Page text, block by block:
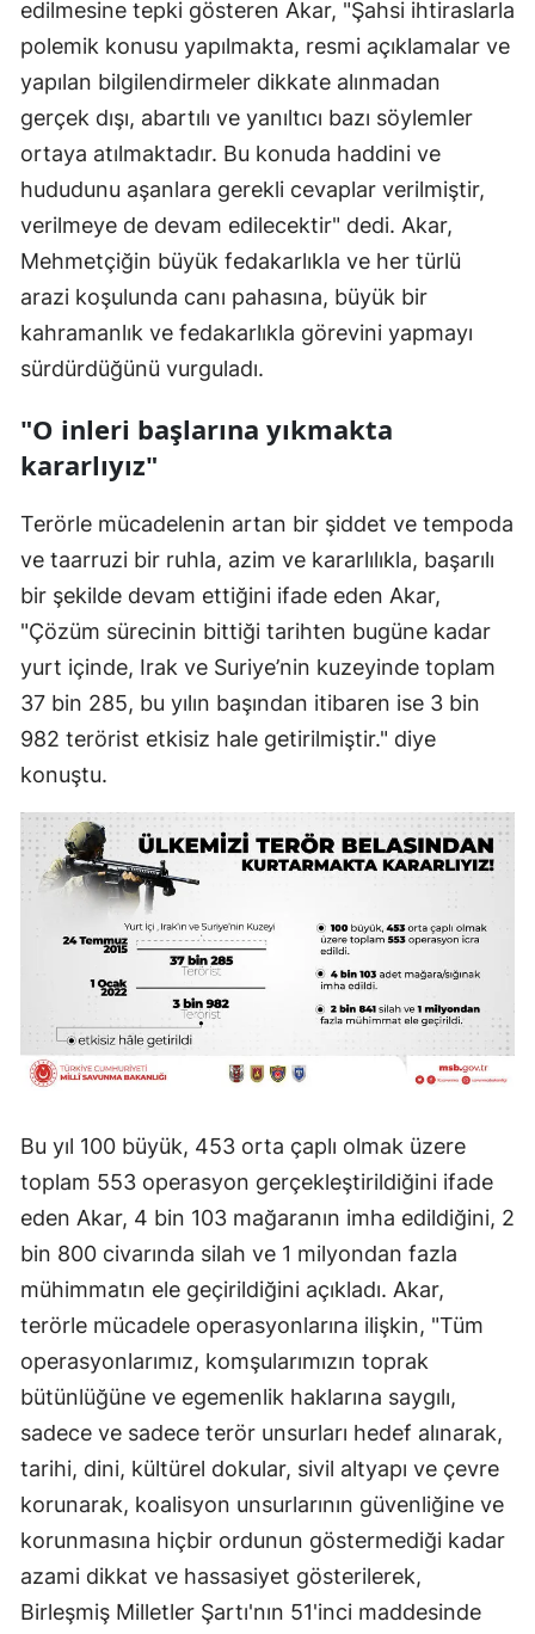
Yozgat
Zonguldak
Aksaray
Bayburt
Karaman
Kırıkkale
Batman
Bartın
Iğdır
Yalova
Karabük
Kilis
Osmaniye
edilmesine tepki gösteren Akar, "Şahsi ihtiraslarla
polemik konusu yapılmakta, resmi açıklamalar ve
yapılan bilgilendirmeler dikkate alınmadan
gerçek dışı, abartılı ve yanıltıcı bazı söylemler
ortaya atılmaktadır. Bu konuda haddini ve
hududunu aşanlara gerekli cevaplar verilmiştir,
verilmeye de devam edilecektir" dedi. Akar,
Mehmetçiğin büyük fedakarlıkla ve her türlü
arazi koşulunda canı pahasına, büyük bir
kahramanlık ve fedakarlıkla görevini yapmayı
sürdürdüğünü vurguladı.
"O inleri başlarına yıkmakta
kararlıyız"
Terörle mücadelenin artan bir şiddet ve tempoda
ve taarruzi bir ruhla, azim ve kararlılıkla, başarılı
bir şekilde devam ettiğini ifade eden Akar,
"Çözüm sürecinin bittiği tarihten bugüne kadar
yurt içinde, Irak ve Suriye’nin kuzeyinde toplam
37 bin 285, bu yılın başından itibaren ise 3 bin
982 terörist etkisiz hale getirilmiştir." diye
konuştu.
Bu yıl 100 büyük, 453 orta çaplı olmak üzere
toplam 553 operasyon gerçekleştirildiğini ifade
eden Akar, 4 bin 103 mağaranın imha edildiğini, 2
bin 800 civarında silah ve 1 milyondan fazla
mühimmatın ele geçirildiğini açıkladı. Akar,
terörle mücadele operasyonlarına ilişkin, "Tüm
operasyonlarımız, komşularımızın toprak
bütünlüğüne ve egemenlik haklarına saygılı,
sadece ve sadece terör unsurları hedef alınarak,
tarihi, dini, kültürel dokular, sivil altyapı ve çevre
korunarak, koalisyon unsurlarının güvenliğine ve
korunmasına hiçbir ordunun göstermediği kadar
azami dikkat ve hassasiyet gösterilerek,
Birleşmiş Milletler Şartı'nın 51'inci maddesinde